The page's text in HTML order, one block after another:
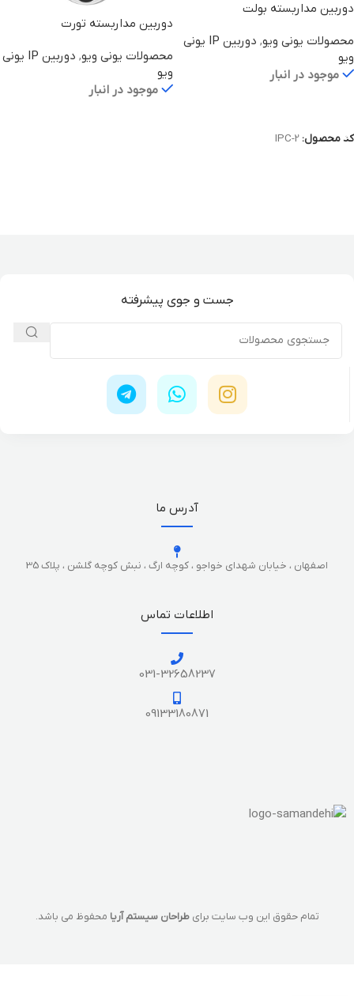
دوربین مداربسته بولت
محصولات یونی ویو,
دوربین IP یونی
ویو
موجود در انبار
کد محصول: IPC-2
دوربین مداربسته تورت
محصولات یونی ویو,
دوربین IP یونی
ویو
موجود در انبار
جست و جوی پیشرفته
آدرس ما
اصفهان ، خیابان شهدای خواجو ، کوچه ارگ ، نبش کوچه گلشن ، پلاک 35
اطلاعات تماس
031-32658237
09133180871
تمام حقوق این وب سایت برایطراحان سیستم آریا محفوظ می باشد.